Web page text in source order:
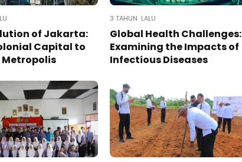
of Jakarta:
Capital to
Metropolis
3 TAHUN LALU
Global Health Challenges:
Examining the Impacts of
Infectious Diseases